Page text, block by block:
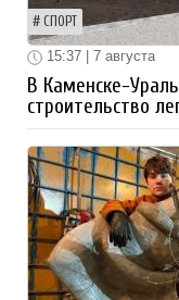
СПОРТ
15:37 | 7 августа
В Каменске-
строительство